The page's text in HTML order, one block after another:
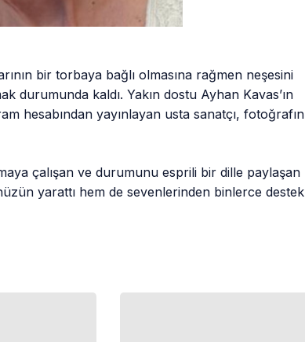
bir torbaya bağlı olmasına rağmen neşesini
durumunda kaldı. Yakın dostu Ayhan Kavas’ın
hesabından yayınlayan usta sanatçı, fotoğrafın
çalışan ve durumunu esprili bir dille paylaşan
yarattı hem de sevenlerinden binlerce destek